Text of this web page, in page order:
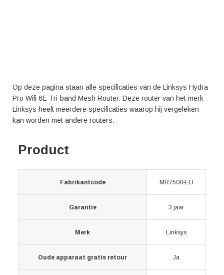
Op deze pagina staan alle specificaties van de Linksys Hydra
Pro Wifi 6E Tri-band Mesh Router. Deze router van het merk
Linksys heeft meerdere specificaties waarop hij vergeleken
kan worden met andere routers.
Product
Fabrikantcode MR7500-EU
Garantie 3 jaar
Merk Linksys
Oude apparaat gratis retour Ja